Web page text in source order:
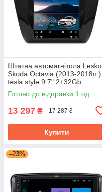
Штатна автомагнітола Lesko
Skoda Octavia (2013-2018гг.)
tesla style 9.7" 2+32Gb
4G+CarPlay GPS Android
Готово до відправки 1 од.
13 297 ₴ 17 287 ₴
Купити
–23%